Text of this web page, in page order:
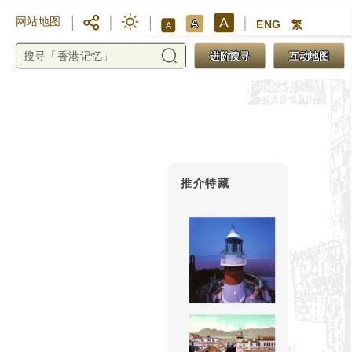
网站地图 A A A ENG 繁
进阶搜寻 互动地图
推介特藏